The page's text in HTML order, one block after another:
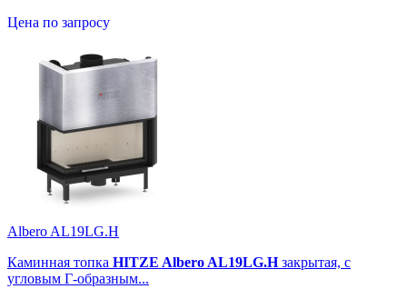
Цена по запросу
Albero AL19LG.H
Каминная топка HITZE Albero AL19LG.Hзакрытая, с
угловым Г-образным...